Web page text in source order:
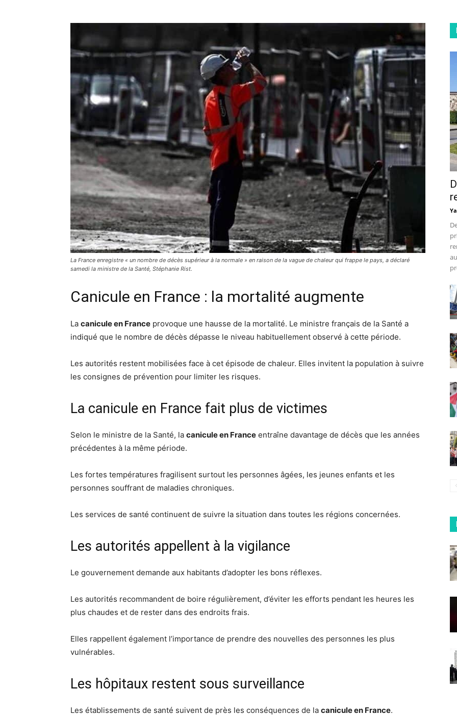
La France enregistre « un nombre de décès supérieur à la normale » en raison de la vague de chaleur qui frappe le pays, a déclaré
samedi la ministre de la Santé, Stéphanie Rist.
Canicule en France : la mortalité augmente
La canicule en France provoque une hausse de la mortalité. Le ministre français de la Santé a
indiqué que le nombre de décès dépasse le niveau habituellement observé à cette période.
Les autorités restent mobilisées face à cet épisode de chaleur. Elles invitent la population à suivre
les consignes de prévention pour limiter les risques.
La canicule en France fait plus de victimes
Selon le ministre de la Santé, la canicule en France entraîne davantage de décès que les années
précédentes à la même période.
Les fortes températures fragilisent surtout les personnes âgées, les jeunes enfants et les
personnes souffrant de maladies chroniques.
Les services de santé continuent de suivre la situation dans toutes les régions concernées.
Les autorités appellent à la vigilance
Le gouvernement demande aux habitants d’adopter les bons réflexes.
Les autorités recommandent de boire régulièrement, d’éviter les efforts pendant les heures les
plus chaudes et de rester dans des endroits frais.
Elles rappellent également l’importance de prendre des nouvelles des personnes les plus
vulnérables.
Les hôpitaux restent sous surveillance
Les établissements de santé suivent de près les conséquences de la canicule en France.